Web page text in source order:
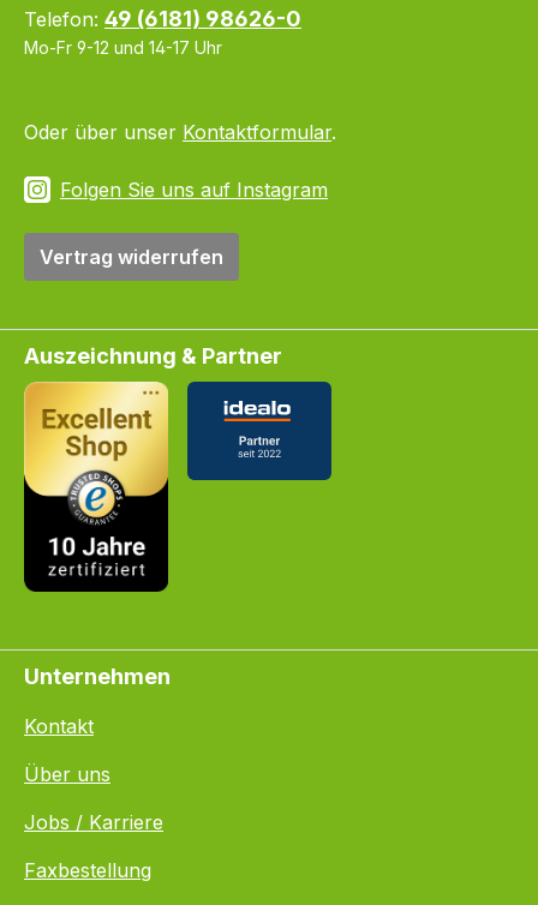
Telefon: 49 (6181) 98626-0
Mo-Fr 9-12 und 14-17 Uhr
Oder über unser Kontaktformular.
Folgen Sie uns auf Instagram
Vertrag widerrufen
Auszeichnung & Partner
Unternehmen
Kontakt
Über uns
Jobs / Karriere
Faxbestellung